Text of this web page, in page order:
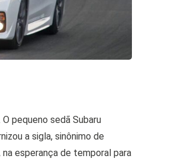
pequeno sedã Subaru
a sigla, sinônimo de
esperança de temporal para